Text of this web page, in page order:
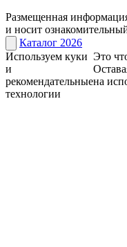
Размещенная
и носит
Каталог 2026
Используем куки
и
рекомендательные
технологии
Это
на